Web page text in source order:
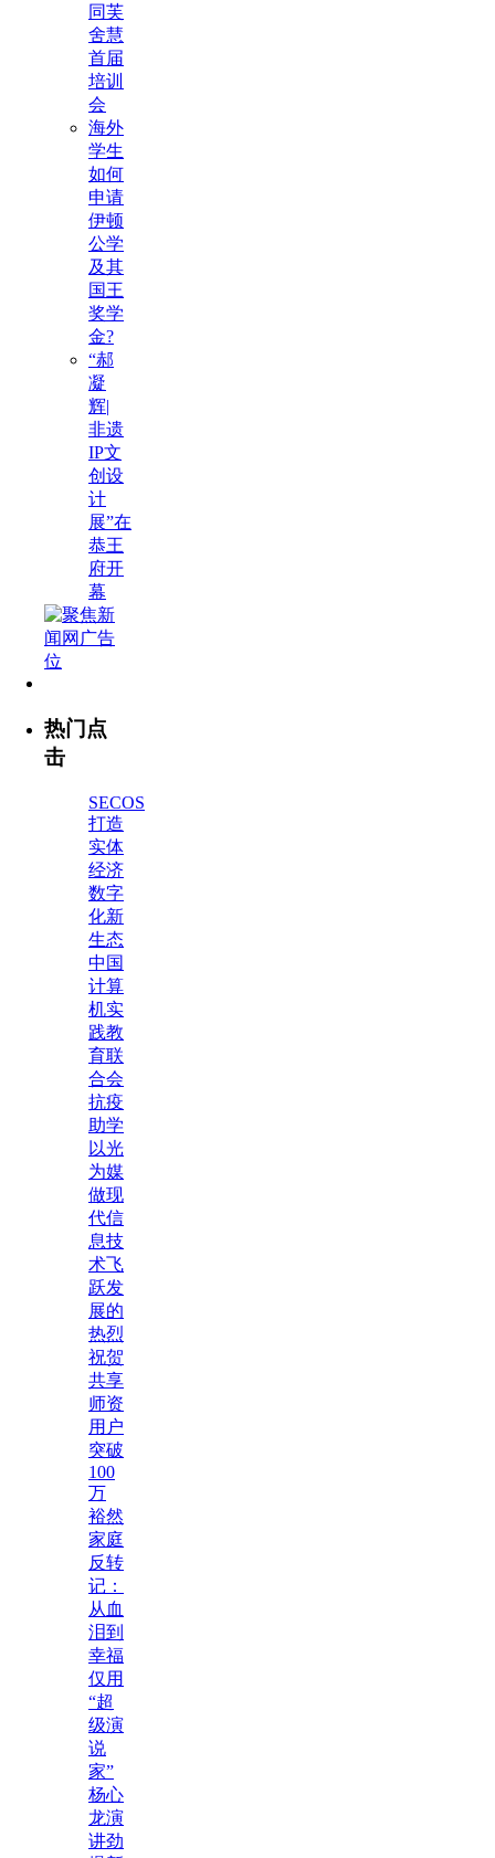
同芙
舍慧
首届
培训
会
海外
学生
如何
申请
伊顿
公学
及其
国王
奖学
金?
“郝
凝
辉|
非遗
IP文
创设
计
展”在
恭王
府开
幕
热门点
击
SECOS
打造
实体
经济
数字
化新
生态
中国
计算
机实
践教
育联
合会
抗疫
助学
以光
为媒
做现
代信
息技
术飞
跃发
展的
热烈
祝贺
共享
师资
用户
突破
100
万
裕然
家庭
反转
记：
从血
泪到
幸福
仅用
“超
级演
说
家”
杨心
龙演
讲劲